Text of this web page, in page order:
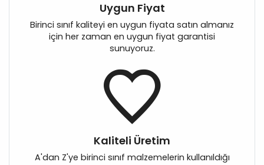
Uygun Fiyat
Birinci sınıf kaliteyi en uygun fiyata satın almanız
için her zaman en uygun fiyat garantisi
sunuyoruz.
Kaliteli Üretim
A'dan Z'ye birinci sınıf malzemelerin kullanıldığı